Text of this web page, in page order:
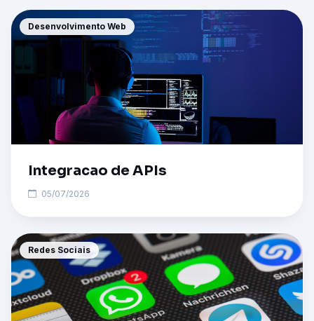
Desenvolvimento Web
Integracao de APIs
05/07/2026
Redes Sociais